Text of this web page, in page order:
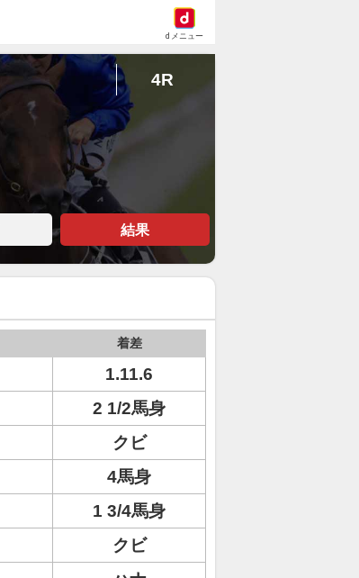
dメニュー
4R
結果
着差
1.11.6
2 1/2馬身
クビ
4馬身
1 3/4馬身
クビ